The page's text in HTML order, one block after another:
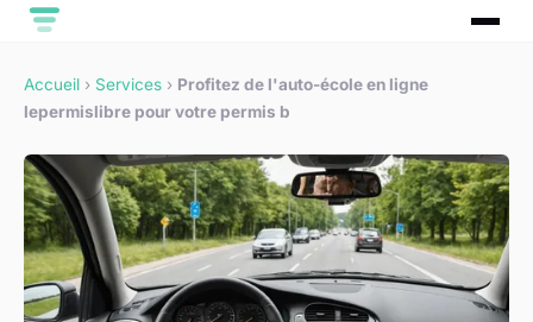
Accueil › Services › Profitez de l'auto-école en ligne
lepermislibre pour votre permis b